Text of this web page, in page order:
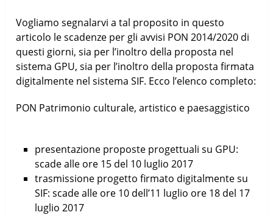
Vogliamo segnalarvi a tal proposito in questo
articolo le scadenze per gli avvisi PON 2014/2020 di
questi giorni, sia per l’inoltro della proposta nel
sistema GPU, sia per l’inoltro della proposta firmata
digitalmente nel sistema SIF. Ecco l’elenco completo:
PON Patrimonio culturale, artistico e paesaggistico
presentazione proposte progettuali su GPU:
scade alle ore 15 del 10 luglio 2017
trasmissione progetto firmato digitalmente su
SIF: scade alle ore 10 dell’11 luglio ore 18 del 17
luglio 2017